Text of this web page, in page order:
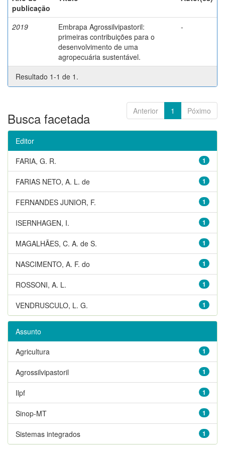
publicação
2019
Embrapa Agrossilvipastoril:
primeiras contribuições para o
desenvolvimento de uma
agropecuária sustentável.
-
Resultado 1-1 de 1.
Anterior 1 Póximo
Busca facetada
Editor
1
FARIA, G. R.
1
FARIAS NETO, A. L. de
1
FERNANDES JUNIOR, F.
1
ISERNHAGEN, I.
1
MAGALHÃES, C. A. de S.
1
NASCIMENTO, A. F. do
1
ROSSONI, A. L.
1
VENDRUSCULO, L. G.
Assunto
1
Agricultura
1
Agrossilvipastoril
1
Ilpf
1
Sinop-MT
1
Sistemas integrados